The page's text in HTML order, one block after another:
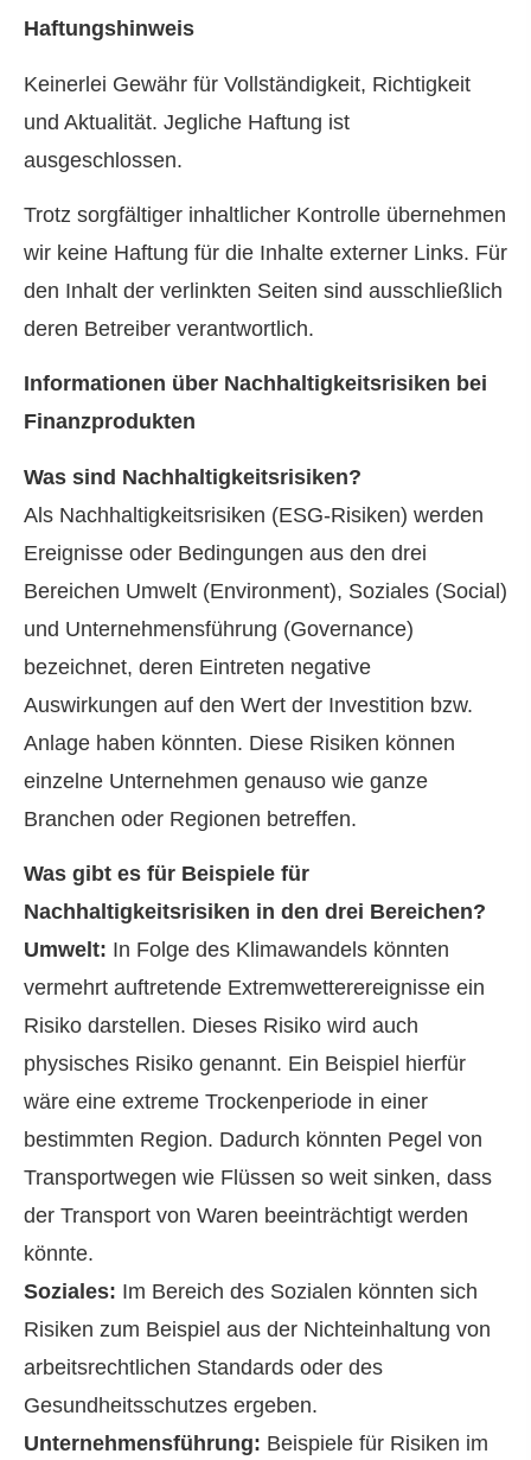
Haftungshinweis
Keinerlei Gewähr für Vollständigkeit, Richtigkeit
und Aktualität. Jegliche Haftung ist
ausgeschlossen.
Trotz sorgfältiger inhaltlicher Kontrolle übernehmen
wir keine Haftung für die Inhalte externer Links. Für
den Inhalt der verlinkten Seiten sind ausschließlich
deren Betreiber verantwortlich.
Informationen über Nachhaltigkeitsrisiken bei
Finanzprodukten
Was sind Nachhaltigkeitsrisiken?
Als Nachhaltigkeitsrisiken (ESG-Risiken) werden
Ereignisse oder Bedingungen aus den drei
Bereichen Umwelt (Environment), Soziales (Social)
und Unternehmensführung (Governance)
bezeichnet, deren Eintreten negative
Auswirkungen auf den Wert der Investition bzw.
Anlage haben könnten. Diese Risiken können
einzelne Unternehmen genauso wie ganze
Branchen oder Regionen betreffen.
Was gibt es für Beispiele für
Nachhaltigkeitsrisiken in den drei Bereichen?
Umwelt: In Folge des Klimawandels könnten
vermehrt auftretende Extremwetterereignisse ein
Risiko darstellen. Dieses Risiko wird auch
physisches Risiko genannt. Ein Beispiel hierfür
wäre eine extreme Trockenperiode in einer
bestimmten Region. Dadurch könnten Pegel von
Transportwegen wie Flüssen so weit sinken, dass
der Transport von Waren beeinträchtigt werden
könnte.
Soziales: Im Bereich des Sozialen könnten sich
Risiken zum Beispiel aus der Nichteinhaltung von
arbeitsrechtlichen Standards oder des
Gesundheitsschutzes ergeben.
Unternehmensführung: Beispiele für Risiken im